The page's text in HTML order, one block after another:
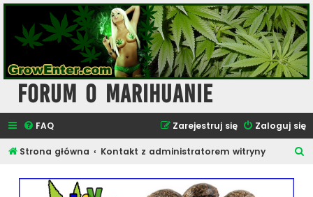
Forum o Marihuanie
FAQ Zaloguj się
Zarejestruj się
Strona główna Kontakt z administratorem witryny